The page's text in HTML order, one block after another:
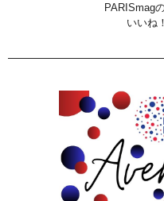
PARISmag
いいね